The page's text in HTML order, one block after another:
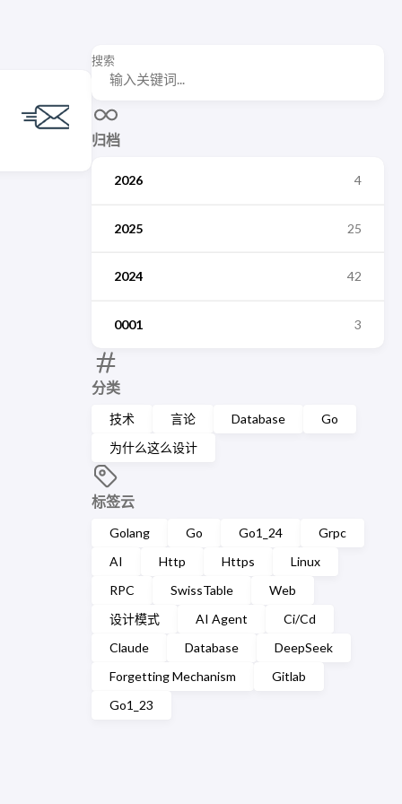
搜索
归档
2026 4
2025 25
2024 42
0001 3
分类
技术 言论 Database
Go
为什么这么设计
标签云
Golang Go Go1_24
Grpc
AI
Http Https
Linux
RPC
SwissTable
Web
设计模式
AI Agent
Ci/Cd
Claude
Database
DeepSeek
Forgetting Mechanism
Gitlab
Go1_23